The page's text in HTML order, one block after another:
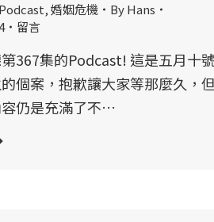
Podcast,婚姻危機 ByHans
留言
367集的Podcast! 這是五月十
個案，抱歉讓大家等那麼久，
仍是充滿了不…